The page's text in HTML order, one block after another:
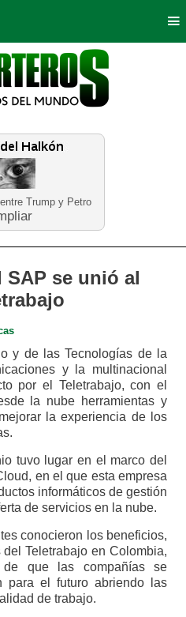
Trump y Petro
Bogotá
Deportes
Neira
se unió al
y de las Tecnologías de la
y la multinacional
por el Teletrabajo, con el
la nube herramientas y
la experiencia de los
tuvo lugar en el marco del
en el que esta empresa
informáticos de gestión
de servicios en la nube.
conocieron los beneficios,
Teletrabajo en Colombia,
que las compañías se
para el futuro abriendo las
de trabajo.